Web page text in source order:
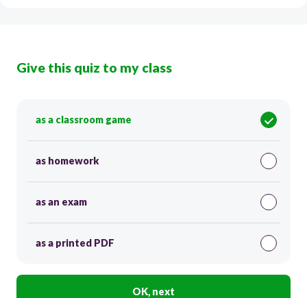
Give this quiz to my class
as a classroom game
as homework
as an exam
as a printed PDF
OK, next